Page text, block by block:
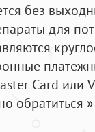
без
для
Card или
обратиться